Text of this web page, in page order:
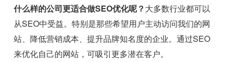
什么样的公司更适合做SEO优化呢？大多数行业都可以
从SEO中受益。特别是那些希望用户主动访问我们的网
站、降低营销成本、提升品牌知名度的企业。通过SEO
来优化自己的网站，可吸引更多潜在客户。